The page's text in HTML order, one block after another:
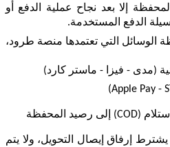
إلا بعد نجاح عملية الدفع أو
الدفع المستخدمة.
التي تعتمدها منصة طرود،
(مدى -فيزا - ماستر كارد)
(Apple Pay -
(
COD) إلى رصيد المحفظة
يشترط إرفاق إيصال التحويل، ولا يتم